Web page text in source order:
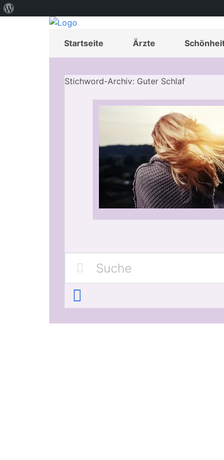
Startseite Ärzte
Stichword-Archiv: Guter Schlaf